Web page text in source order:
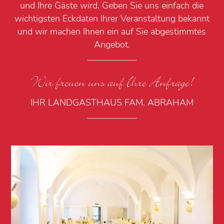
und Ihre Gäste wird. Geben Sie uns einfach die
wichtigsten Eckdaten Ihrer Veranstaltung bekannt
und wir machen Ihnen ein auf Sie abgestimmtes
Angebot.
Wir freuen uns auf Ihre Anfrage!
IHR LANDGASTHAUS FAM. ABRAHAM